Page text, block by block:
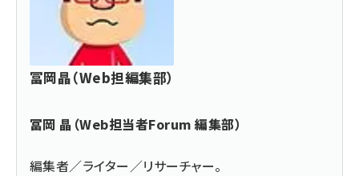
冨岡晶（Web担編集部）
冨岡 晶（Web担当者Forum 編集部）
編集者／ライター／リサーチャー。